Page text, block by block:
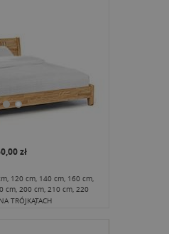
zł
120 cm, 140 cm, 160 cm,
cm, 200 cm, 210 cm, 220
TRÓJKĄTACH